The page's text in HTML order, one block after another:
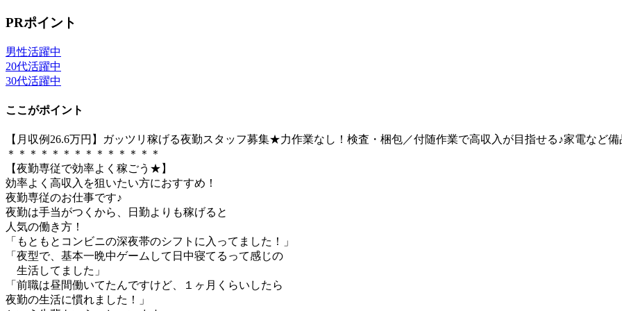
PRポイント
男性活躍中
20代活躍中
30代活躍中
ここがポイント
【月収例26.6万円】ガッツリ稼げる夜勤スタッフ募集★力作業なし！検査・梱包／付随作業で高収入が目指せる♪家電など
＊＊＊＊＊＊＊＊＊＊＊＊＊＊
【夜勤専従で効率よく稼ごう★】
効率よく高収入を狙いたい方におすすめ！
夜勤専従のお仕事です♪
夜勤は手当がつくから、日勤よりも稼げると
人気の働き方！
「もともとコンビニの深夜帯のシフトに入ってました！」
「夜型で、基本一晩中ゲームして日中寝てるって感じの
生活してました」
「前職は昼間働いてたんですけど、１ヶ月くらいしたら
夜勤の生活に慣れました！」